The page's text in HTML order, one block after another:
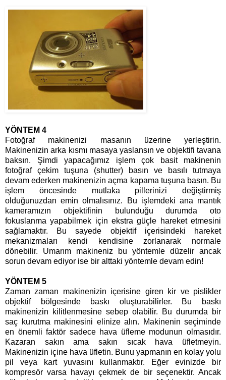
YÖNTEM 4
Fotoğraf makinenizi masanın üzerine yerleştirin.
Makinenizin arka kısmı masaya yaslansın ve objektifi tavana
baksın. Şimdi yapacağımız işlem çok basit makinenin
fotoğraf çekim tuşuna (shutter) basın ve basılı tutmaya
devam ederken makinenizin açma kapama tuşuna basın. Bu
işlem öncesinde mutlaka pillerinizi değiştirmiş
olduğunuzdan emin olmalısınız. Bu işlemdeki ana mantık
kameramızın objektifinin bulunduğu durumda oto
fokuslanma yapabilmek için ekstra güçle hareket etmesini
sağlamaktır. Bu sayede objektif içerisindeki hareket
mekanizmaları kendi kendisine zorlanarak normale
dönebilir. Umarım makineniz bu yöntemle düzelir ancak
sorun devam ediyor ise bir alttaki yöntemle devam edin!
YÖNTEM 5
Zaman zaman makinenizin içerisine giren kir ve pislikler
objektif bölgesinde baskı oluşturabilirler. Bu baskı
makinenizin kilitlenmesine sebep olabilir. Bu durumda bir
saç kurutma makinesini elinize alın. Makinenin seçiminde
en önemli faktör sadece hava üfleme modunun olmasıdır.
Kazaran sakın ama sakın sıcak hava üfletmeyin.
Makinenizin içine hava üfletin. Bunu yapmanın en kolay yolu
pil veya kart yuvasını kullanmaktır. Eğer evinizde bir
kompresör varsa havayı çekmek de bir seçenektir. Ancak